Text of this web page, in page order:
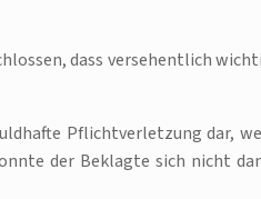
dass versehentlich
Pflichtverletzung dar,
der Beklagte sich nicht